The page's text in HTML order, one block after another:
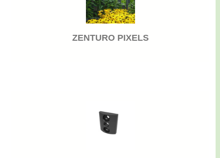
ZENTURO PIXELS